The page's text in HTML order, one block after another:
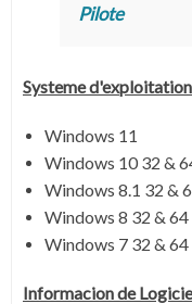
Pilote
Systeme
Windows 11
Windows 10 32 &
Windows 8.1 32 &
Windows 8 32 &
Windows 7 32 &
Informacion de